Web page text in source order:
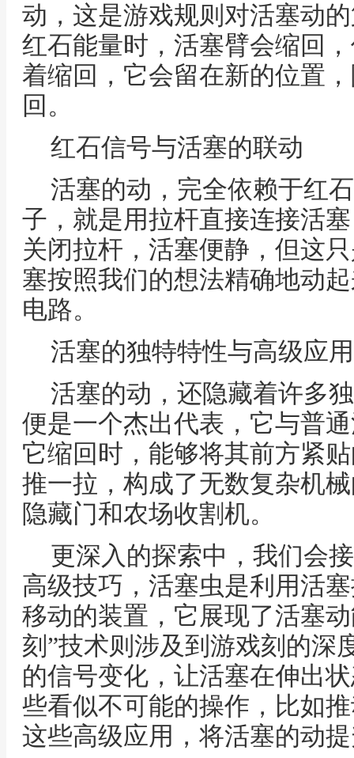
动，这是游戏规则对活塞动
红石能量时，活塞臂会缩回
着缩回，它会留在新的位置
回。
红石信号与活塞的联动
活塞的动，完全依赖于红
子，就是用拉杆直接连接活
关闭拉杆，活塞便静，但这
塞按照我们的想法精确地动
电路。
活塞的独特特性与高级应用
活塞的动，还隐藏着许多
便是一个杰出代表，它与普
它缩回时，能够将其前方紧
推一拉，构成了无数复杂机
隐藏门和农场收割机。
更深入的探索中，我们会
高级技巧，活塞虫是利用活
移动的装置，它展现了活塞
刻”技术则涉及到游戏刻的深
的信号变化，让活塞在伸出
些看似不可能的操作，比如
这些高级应用，将活塞的动